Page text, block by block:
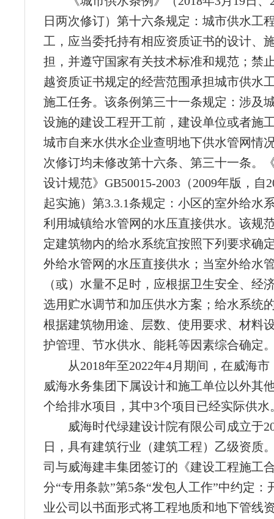
日两次修订）第十六条规定：城市供水工
工，应当委托持有相应资质证书的设计、
担，并遵守国家有关技术标准和规范；禁
越资质证书规定的经营范围承担城市供水
施工任务。该条例第三十一条规定：涉及
设施的建设工程开工前，建设单位或者施
城市自来水供水企业查明地下供水管网情
次修订均未修改第十六条、第三十一条。
设计规范》GB50015-2003（2009年版，自
起实施）第3.3.1条规定：小区的室外给水
利用城镇给水管网的水压直接供水。该规
定建筑物内的给水系统宜按照下列要求确
外给水管网的水压直接供水；当室外给水
（或）水量不足时，应根据卫生安全、经
选用贮水调节和加压供水方案；给水系统
根据建筑物用途、层数、使用要求、材料
护管理、节水供水、能耗等因素综合确定
从2018年至2022年4月期间，在威海
威海水务集团下属设计和施工单位以外其
个给排水项目，其中3个项目已经实际供水
威海时代绿建设计院有限公司成立于
日，具有建筑行业（建筑工程）乙级资质
司与威海建丰集团签订的《建设工程施工
分“专用条款”第5条“发包人工作”中约定：
业公司以书面形式将工程地质和地下管线